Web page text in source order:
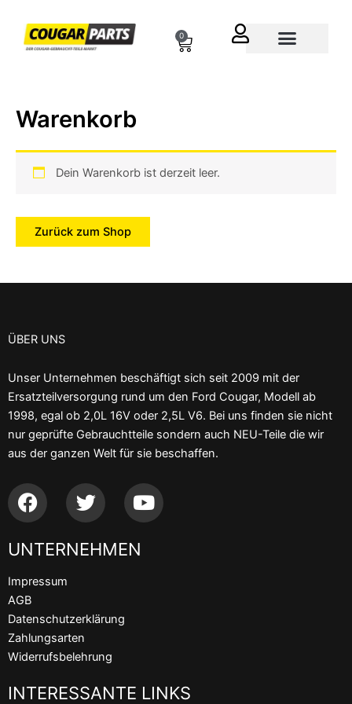
Inhalt
springen
0
Cart
Warenkorb
Dein Warenkorb ist derzeit leer.
Zurück zum Shop
ÜBER UNS
Unser Unternehmen beschäftigt sich seit 2009 mit der
Ersatzteilversorgung rund um den Ford Cougar, Modell ab
1998, egal ob 2,0L 16V oder 2,5L V6. Bei uns finden sie nicht
nur geprüfte Gebrauchtteile sondern auch NEU-Teile die wir
aus der ganzen Welt für sie beschaffen.
F
a
e
o
o
k
T
w
t
r
Y
o
UNTERNEHMEN
Impressum
AGB
Datenschutzerklärung
Zahlungsarten
Widerrufsbelehrung
INTERESSANTE LINKS